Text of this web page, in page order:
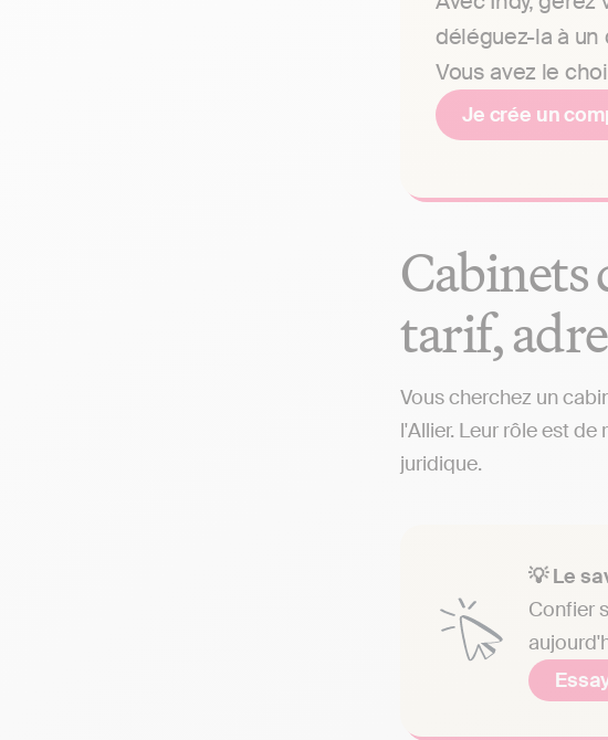
déléguez-la à
Vous avez le
Je crée un
Cabinets
tarif,
Vous cherchez un
l'Allier. Leur rôle est
juridique.
💡 Le
Confier